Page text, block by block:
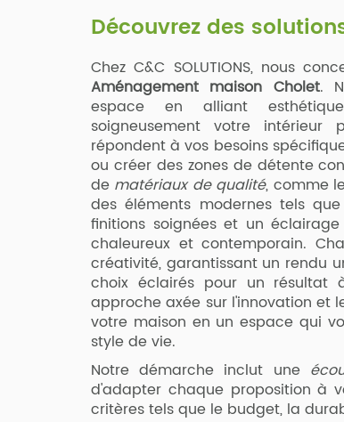
Découvrez des
Chez C&C SOLUTIONS, nous
Aménagement maison Cholet.
espace en alliant
soigneusement votre intérieur
répondent à vos besoins
ou créer des zones de détente
de matériaux de qualité, comme
des éléments modernes tels
finitions soignées et un
chaleureux et contemporain.
créativité, garantissant un rendu
choix éclairés pour un
approche axée sur l'innovation et
votre maison en un espace qui
style de vie.
Notre démarche inclut une
d'adapter chaque proposition à
critères tels que le budget, la